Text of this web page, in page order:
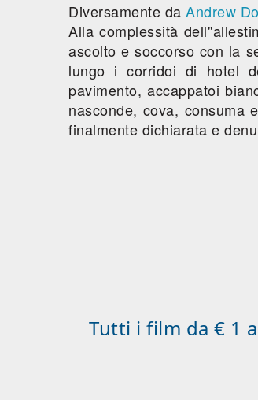
Diversamente daAndrew
Alla complessità
ascolto e soccorso con la
lungo i corridoi di hotel
pavimento, accappatoi
nasconde, cova, consuma
finalmente dichiarata e
Tutti i film da € 1